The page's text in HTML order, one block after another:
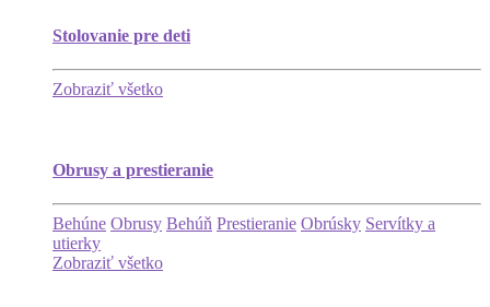
Stolovanie pre deti
Zobraziť všetko
Obrusy a prestieranie
Behúne Obrusy Behúň Prestieranie Obrúsky Servítky a
utierky
Zobraziť všetko